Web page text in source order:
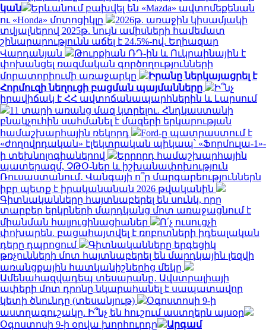
կան
Երևանում բախվել են «Mazda» ավտոմեքենան
ու «Honda» մոտոցիկլը
2026թ. առաջին կիսամյակի
տվյալներով 2025թ. նույն ամիսների համեմատ
շինարարությունն աճել է 24.5%-ով. Եղիազար
Վարդանյան
Թուրքիան ՌԴ-ին և Ուկրաինային է
փոխանցել ռազմական գործողությունների
մորատորիումի առաջարկը
Իրանը ներկայացրել է
Հորմուզի նեղուցի բացման պայմանները
Ի՞նչ
իրավիճակ է ՀՀ ավտոճանապարհներին և Լարսում
11 տարի առանց մազ կտրելու. Հնդկաստանի
բնակչուհին սահմանել է մազերի երկարության
համաշխարհային ռեկորդ
Ford-ը պատրաստում է
«ժողովրդական» էլեկտրական պիկապ՝ «Ֆորմուլա-1»-
ի տեխնոլոգիաներով
Երրորդ համաշխարհային
պատերազմ, ՉԹՕ-ներ և իշխանափոխություն
Ռուսաստանում․ Վանգայի ո՞ր մարգարեություններն
իբր պետք է իրականանան 2026 թվականին
Գիտնականները հայտնաբերել են սունկ, որը
տարբեր երկրների մարդկանց մոտ առաջացնում է
միանման հալյուցինացիաներ
Ո՛չ ուսուցչի
փոխարեն. բացահայտվել է ռոբոտների իդեալական
դերը դպրոցում
Գիտնականները երգեցիկ
թռչունների մոտ հայտնաբերել են մարդկային լեզվի
առանցքային հատկանիշներից մեկը
Ամենահազվադեպ տեսարանը․ Ավստրալիայի
ափերի մոտ դրոնը նկարահանել է սապատավոր
կետի ծնունդը (տեսանյութ)
Օգոստոսի 9-ի
աստղագուշակը. Ի՞նչ են հուշում աստղերն այսօր
Օգոստոսի 9-ի օրվա խորհուրդը
Արգամ